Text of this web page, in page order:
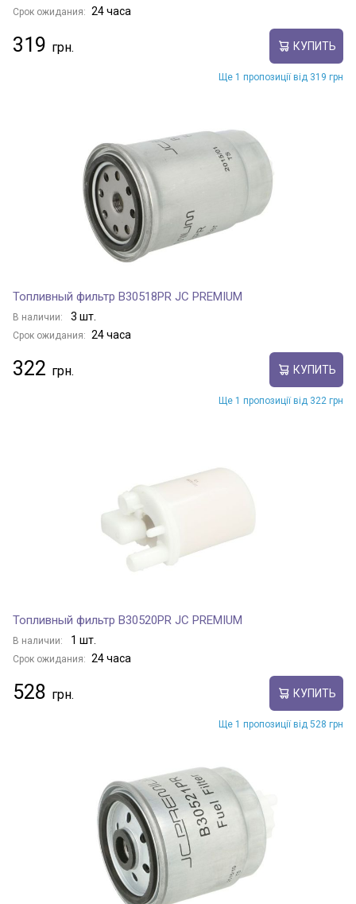
Срок ожидания: 24 часа
319 КУПИТЬ
Ще 1 пропозиції від 319 грн
Топливный фильтр B30518PR JC PREMIUM
В наличии: 3 шт.
Срок ожидания: 24 часа
322 КУПИТЬ
Ще 1 пропозиції від 322 грн
Топливный фильтр B30520PR JC PREMIUM
В наличии: 1 шт.
Срок ожидания: 24 часа
528 КУПИТЬ
Ще 1 пропозиції від 528 грн